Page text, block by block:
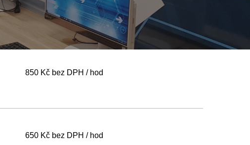
850 Kč bez DPH / hod
650 Kč bez DPH / hod